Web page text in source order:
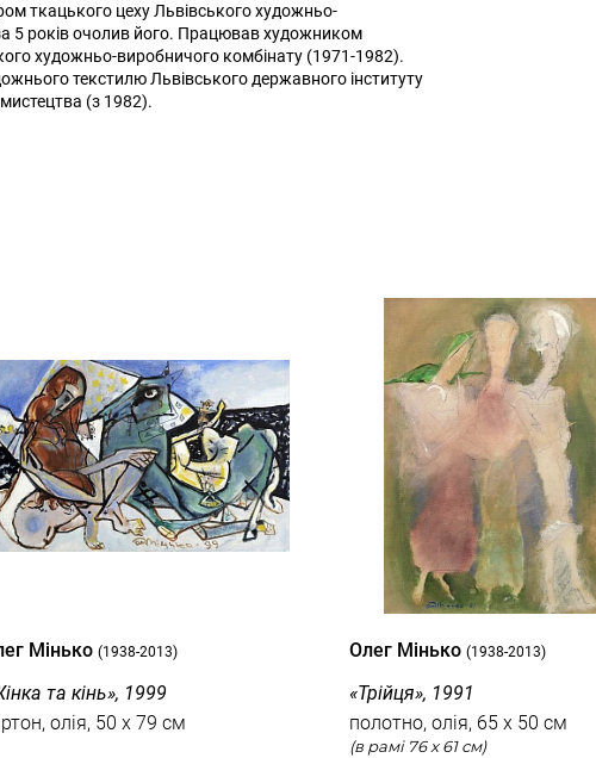
ткацького цеху Львівського художньо-
5 років очолив його. Працював художником
художньо-виробничого комбінату (1971-1982).
текстилю Львівського державного інституту
(з 1982).
Мінько(1938-2013)
та кінь», 1999
олія, 50 x 79 см
Олег Мінько (1938-2013)
«Трійця», 1991
полотно, олія, 65 x 50 см
(в рамі 76 x 61 см)